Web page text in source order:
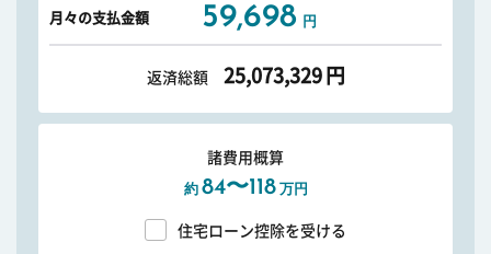
月々の支払金額 59,698 円
返済総額 25,073,329 円
諸費用概算
約 84〜118 万円
住宅ローン控除を受ける